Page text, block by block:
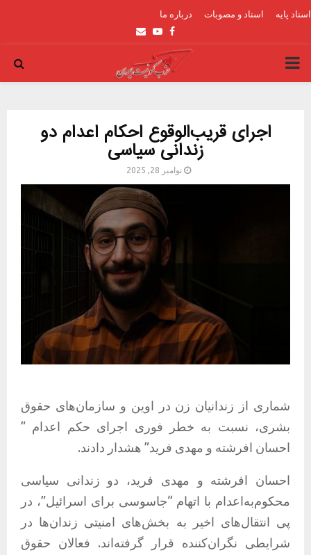
اسناد پایه اسناد و مصوبات درباره ما
Facebook
Youtube
Email
PRIMARY
اجرای قریب‌الوقوع احکام اعدام دو
زندانی سیاسی
نوامبر 28, 2025
شماری از زندانیان زن در اوین و سازمان‌های حقوق
بشری، نسبت به خطر فوری اجرای حکم اعدام ”
احسان افرشته و مهدی فرید” هشدار دادند.
احسان افرشته و مهدی فرید، دو زندانی سیاسی
محکوم‌به‌اعدام با اتهام “جاسوسی برای اسرائیل”، در
پی انتقال‌های اخیر به بخش‌های امنیتی زندان‌ها در
شرایطی نگران‌کننده قرار گرفته‌اند. فعالان حقوق